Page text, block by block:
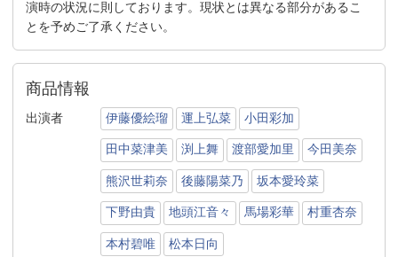
演時の状況に則しております。現状とは異なる部分があるこ
とを予めご了承ください。
商品情報
出演者 伊藤優絵瑠 運上弘菜 小田彩加
田中菜津美 渕上舞 渡部愛加里 今田美奈
熊沢世莉奈 後藤陽菜乃 坂本愛玲菜
下野由貴 地頭江音々 馬場彩華 村重杏奈
本村碧唯 松本日向